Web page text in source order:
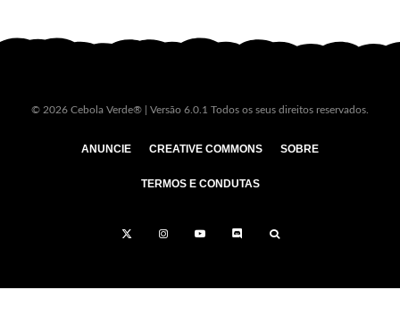
© 2026 Cebola Verde® | Versão 6.0.1 Todos os seus direitos reservados.
ANUNCIE CREATIVE COMMONS SOBRE
TERMOS E CONDUTAS